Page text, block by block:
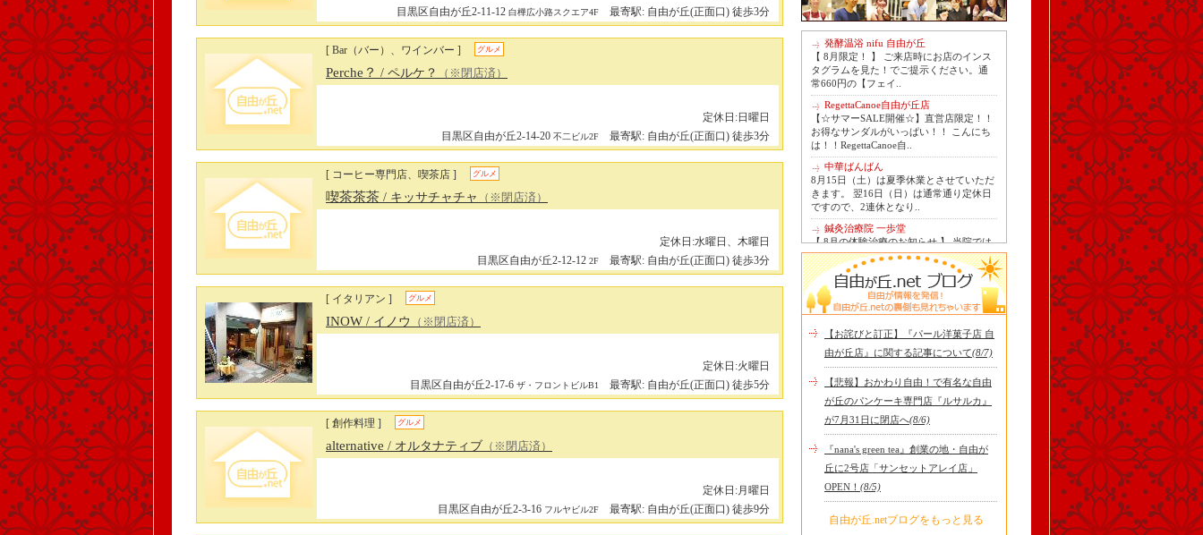
目黒区自由が丘2-11-12 白樺広小路スクエア4F 最寄駅: 自由が丘(正面口) 徒歩3分
[ Bar（バー）、ワインバー ] グルメ
Perche？ / ペルケ？ （※閉店済）
定休日:日曜日
目黒区自由が丘2-14-20 不二ビル2F 最寄駅: 自由が丘(正面口) 徒歩3分
[ コーヒー専門店、喫茶店 ] グルメ
喫茶茶茶 / キッサチャチャ （※閉店済）
定休日:水曜日、木曜日
目黒区自由が丘2-12-12 2F 最寄駅: 自由が丘(正面口) 徒歩3分
[ イタリアン ] グルメ
INOW / イノウ （※閉店済）
定休日:火曜日
目黒区自由が丘2-17-6 ザ・フロントビルB1 最寄駅: 自由が丘(正面口) 徒歩5分
[ 創作料理 ] グルメ
alternative / オルタナティブ （※閉店済）
定休日:月曜日
目黒区自由が丘2-3-16 フルヤビル2F 最寄駅: 自由が丘(正面口) 徒歩9分
発酵温浴 nifu 自由が丘
【 8月限定！ 】 ご来店時にお店のインス
タグラムを見た！でご提示ください。通
常660円の【フェイ..
RegettaCanoe自由が丘店
【☆サマーSALE開催☆】直営店限定！！
お得なサンダルがいっぱい！！ こんにち
は！！RegettaCanoe自..
中華ばんばん
8月15日（土）は夏季休業とさせていただ
きます。 翌16日（日）は通常通り定休日
ですので、2連休となり..
鍼灸治療院 一歩堂
【 8月の体験治療のお知らせ 】 当院では
毎月第1月曜日を体験dayとし、当院の施
術をお得に体験し..
Le Monde Gourmand
今年も南アルプス @sachiblueberryfarm か
ら美味しいブルーベリーが😋
https://www.instagram.com/sachi..
tomoru
土曜日限定ランチセット(12:00〜15:00)は
じまりました！※数量限定その日のおす
cheese & booze ost
【 平日限定ランチメニュー 】 ワンプレー
色々付くようにな..
京都九条ねぎ焼き専門店 ねぎ家 -時代
家 旬-
【ランチ限定】鉄板炙りホルモン丼🔥本
日も大人気！香ばしく炙った新鮮ホルモ
ンに、濃厚な京都味噌だれ..
【お詫びと訂正】『パール洋菓子店 自
由が丘店』に関する記事について(8/7)
【悲報】おかわり自由！で有名な自由
が丘のパンケーキ専門店『ルサルカ』
が7月31日に閉店へ(8/6)
『nana's green tea』創業の地・自由が
丘に2号店「サンセットアレイ店」
OPEN！ (8/5)
自由が丘.netブログをもっと見る